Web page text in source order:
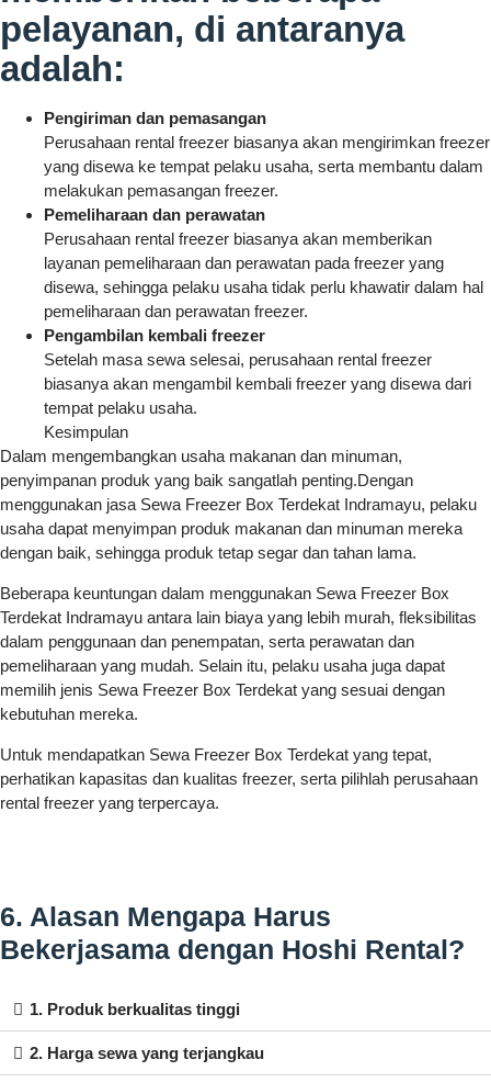
pelayanan, di antaranya
adalah:
Pengiriman dan pemasangan
Perusahaan rental freezer biasanya akan mengirimkan freezer
yang disewa ke tempat pelaku usaha, serta membantu dalam
melakukan pemasangan freezer.
Pemeliharaan dan perawatan
Perusahaan rental freezer biasanya akan memberikan
layanan pemeliharaan dan perawatan pada freezer yang
disewa, sehingga pelaku usaha tidak perlu khawatir dalam hal
pemeliharaan dan perawatan freezer.
Pengambilan kembali freezer
Setelah masa sewa selesai, perusahaan rental freezer
biasanya akan mengambil kembali freezer yang disewa dari
tempat pelaku usaha.
Kesimpulan
Dalam mengembangkan usaha makanan dan minuman,
penyimpanan produk yang baik sangatlah penting.Dengan
menggunakan jasa Sewa Freezer Box Terdekat Indramayu, pelaku
usaha dapat menyimpan produk makanan dan minuman mereka
dengan baik, sehingga produk tetap segar dan tahan lama.
Beberapa keuntungan dalam menggunakan Sewa Freezer Box
Terdekat Indramayu antara lain biaya yang lebih murah, fleksibilitas
dalam penggunaan dan penempatan, serta perawatan dan
pemeliharaan yang mudah. Selain itu, pelaku usaha juga dapat
memilih jenis Sewa Freezer Box Terdekat yang sesuai dengan
kebutuhan mereka.
Untuk mendapatkan Sewa Freezer Box Terdekat yang tepat,
perhatikan kapasitas dan kualitas freezer, serta pilihlah perusahaan
rental freezer yang terpercaya.
6. Alasan Mengapa Harus
Bekerjasama dengan Hoshi Rental?
1. Produk berkualitas tinggi
2. Harga sewa yang terjangkau